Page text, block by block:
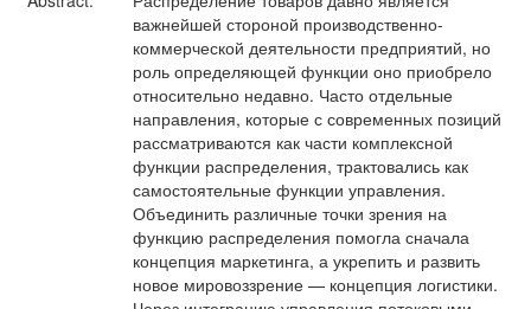
важнейшей стороной производственно-
коммерческой деятельности предприятий, но
роль определяющей функции оно приобрело
относительно недавно. Часто отдельные
направления, которые с современных позиций
рассматриваются как части комплексной
функции распределения, трактовались как
самостоятельные функции управления.
Объединить различные точки зрения на
функцию распределения помогла сначала
концепция маркетинга, а укрепить и развить
новое мировоззрение — концепция логистики.